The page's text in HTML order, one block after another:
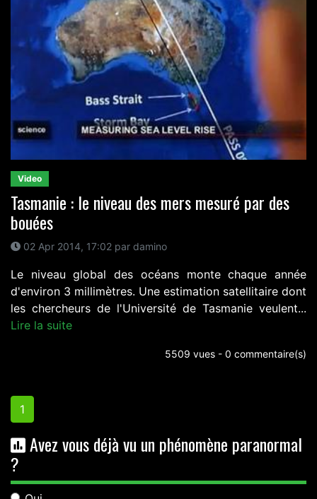
Video
Tasmanie : le niveau des mers mesuré par des
bouées
02 Apr 2014, 17:02 par damino
Le niveau global des océans monte chaque année
d'environ 3 millimètres. Une estimation satellitaire dont
les chercheurs de l'Université de Tasmanie veulent...
Lire la suite
5509 vues - 0 commentaire(s)
1
Avez vous déjà vu un phénomène paranormal
?